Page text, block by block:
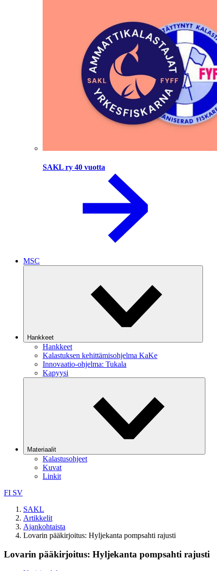
SAKL ry 40 vuotta
MSC
Hankkeet
Hankkeet
Kalastuksen kehittämisohjelma KaKe
Innovaatio-ohjelma: Tukala
Kapyysi
Materiaalit
Kalastusohjeet
Kuvat
Linkit
FI SV
SAKL
Artikkelit
Ajankohtaista
Lovarin pääkirjoitus: Hyljekanta pompsahti rajusti
Lovarin pääkirjoitus: Hyljekanta pompsahti rajusti